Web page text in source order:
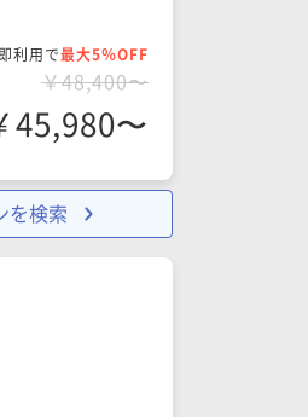
利用で最大5％OFF
￥48,400〜
45,980〜
を検索